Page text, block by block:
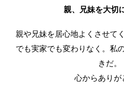
親、兄妹を大切
親や兄妹を居心地よくさせて
でも実家でも変わりなく。私
きだ。
心からありが